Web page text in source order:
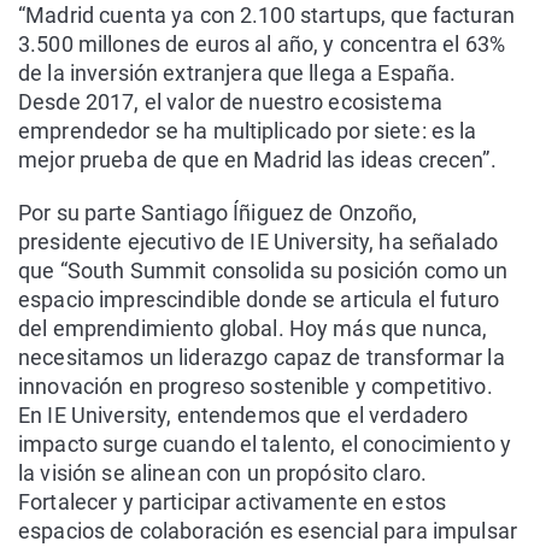
“Madrid cuenta ya con 2.100 startups, que facturan
3.500 millones de euros al año, y concentra el 63%
de la inversión extranjera que llega a España.
Desde 2017, el valor de nuestro ecosistema
emprendedor se ha multiplicado por siete: es la
mejor prueba de que en Madrid las ideas crecen”.
Por su parte Santiago Íñiguez de Onzoño,
presidente ejecutivo de IE University, ha señalado
que “South Summit consolida su posición como un
espacio imprescindible donde se articula el futuro
del emprendimiento global. Hoy más que nunca,
necesitamos un liderazgo capaz de transformar la
innovación en progreso sostenible y competitivo.
En IE University, entendemos que el verdadero
impacto surge cuando el talento, el conocimiento y
la visión se alinean con un propósito claro.
Fortalecer y participar activamente en estos
espacios de colaboración es esencial para impulsar